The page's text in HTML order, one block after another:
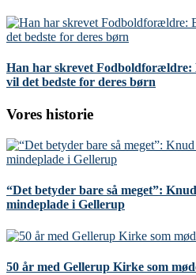
Han har skrevet Fodboldforældre:
vil det bedste for deres børn
Vores historie
“Det betyder bare så meget”:
mindeplade i Gellerup
50 år med Gellerup Kirke som